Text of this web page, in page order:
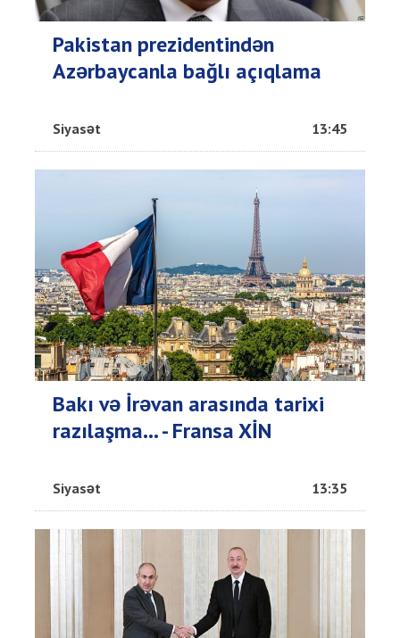
Pakistan prezidentindən
Azərbaycanla bağlı açıqlama
Siyasət 13:45
Bakı və İrəvan arasında tarixi
razılaşma... - Fransa XİN
Siyasət 13:35